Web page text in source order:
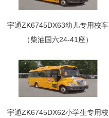
宇通ZK6745DX63幼儿专用校车
（柴油国六24-41座）
宇通ZK6745DX62小学生专用校